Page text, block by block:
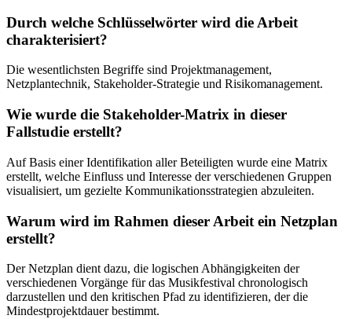
Durch welche Schlüsselwörter wird die Arbeit
charakterisiert?
Die wesentlichsten Begriffe sind Projektmanagement,
Netzplantechnik, Stakeholder-Strategie und Risikomanagement.
Wie wurde die Stakeholder-Matrix in dieser
Fallstudie erstellt?
Auf Basis einer Identifikation aller Beteiligten wurde eine Matrix
erstellt, welche Einfluss und Interesse der verschiedenen Gruppen
visualisiert, um gezielte Kommunikationsstrategien abzuleiten.
Warum wird im Rahmen dieser Arbeit ein Netzplan
erstellt?
Der Netzplan dient dazu, die logischen Abhängigkeiten der
verschiedenen Vorgänge für das Musikfestival chronologisch
darzustellen und den kritischen Pfad zu identifizieren, der die
Mindestprojektdauer bestimmt.